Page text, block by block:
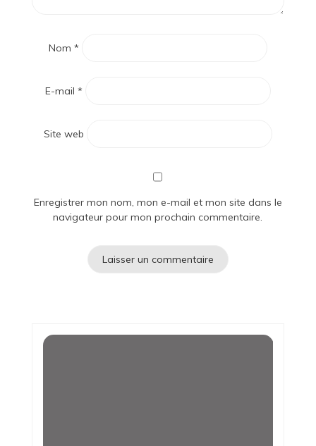
Nom *
E-mail *
Site web
Enregistrer mon nom, mon e-mail et mon site dans le
navigateur pour mon prochain commentaire.